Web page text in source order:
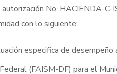
autorización No.
con lo siguiente:
especifica de
(FAISM-DF) para el